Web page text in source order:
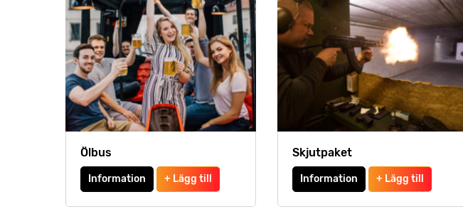
Ölbus
Information + Lägg till
Skjutpaket
Information + Lägg till